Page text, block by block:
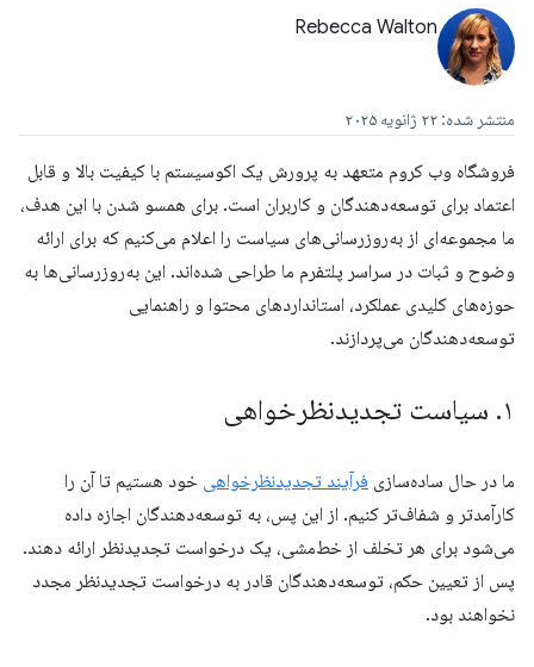
Rebecca Walton
منتشر شده: ۲۲ ژانویه ۲۰۲۵
فروشگاه وب کروم متعهد به پرورش یک اکوسیستم با کیفیت بالا و قابل
اعتماد برای توسعه‌دهندگان و کاربران است. برای همسو شدن با این هدف،
ما مجموعه‌ای از به‌روزرسانی‌های سیاست را اعلام می‌کنیم که برای ارائه
وضوح و ثبات در سراسر پلتفرم ما طراحی شده‌اند. این به‌روزرسانی‌ها به
حوزه‌های کلیدی عملکرد، استانداردهای محتوا و راهنمایی
توسعه‌دهندگان می‌پردازند.
۱. سیاست تجدیدنظرخواهی
ما در حال ساده‌سازی فرآیند تجدیدنظرخواهی خود هستیم تا آن را
کارآمدتر و شفاف‌تر کنیم. از این پس، به توسعه‌دهندگان اجازه داده
می‌شود برای هر تخلف از خط‌مشی، یک درخواست تجدیدنظر ارائه دهند.
پس از تعیین حکم، توسعه‌دهندگان قادر به درخواست تجدیدنظر مجدد
نخواهند بود.